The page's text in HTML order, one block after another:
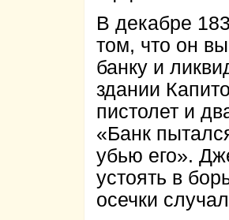
В декабре
том, что он
банку и
здании
пистолет и
«Банк
убью его».
устоять в
осечки